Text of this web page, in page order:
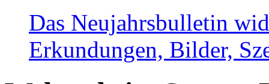
Das Neujahrsbulletin
Erkundungen, Bilder,